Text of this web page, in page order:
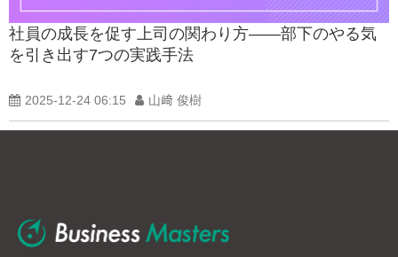
社員の成長を促す上司の関わり方――部下のやる気
を引き出す7つの実践手法
2025-12-24 06:15 山﨑 俊樹